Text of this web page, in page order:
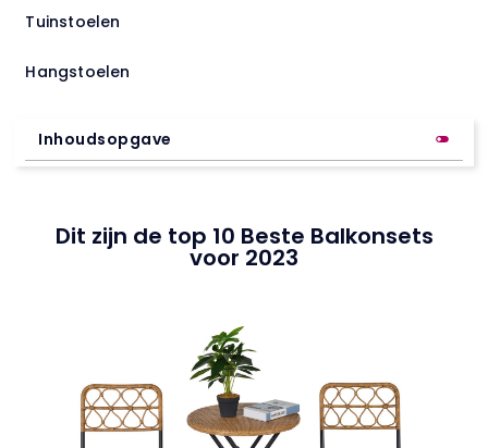
Tuinstoelen
Hangstoelen
Inhoudsopgave
Dit zijn de top 10 Beste Balkonsets
voor 2023